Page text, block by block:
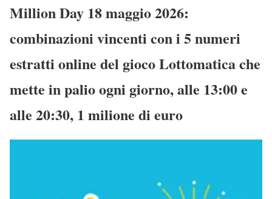
Million Day 18 maggio 2026:
combinazioni vincenti con i 5 numeri
estratti online del gioco Lottomatica che
mette in palio ogni giorno, alle 13:00 e
alle 20:30, 1 milione di euro